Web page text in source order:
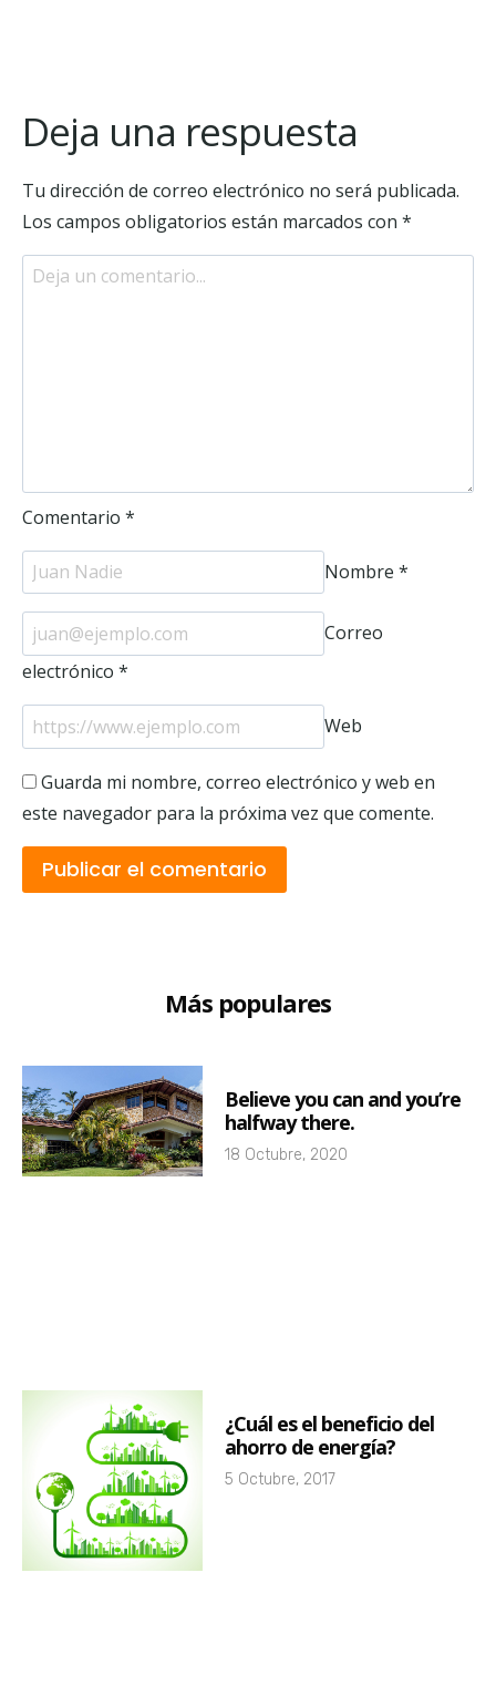
Deja una respuesta
Tu dirección de correo electrónico no será publicada.
Los campos obligatorios están marcados con *
Comentario *
Nombre *
Correo
electrónico *
Web
Guarda mi nombre, correo electrónico y web en
este navegador para la próxima vez que comente.
Más populares
Believe you can and you’re
halfway there.
18 Octubre, 2020
¿Cuál es el beneficio del
ahorro de energía?
5 Octubre, 2017